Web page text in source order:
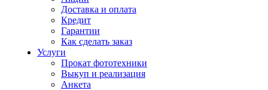
Доставка и оплата
Кредит
Гарантии
Как сделать заказ
Услуги
Прокат фототехники
Выкуп и реализация
Анкета